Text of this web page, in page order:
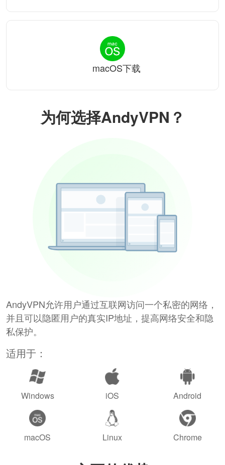
为何选择AndyVPN？
AndyVPN允许用户通过互联网访问一个私密的网络，
并且可以隐匿用户的真实IP地址，提高网络安全和隐
私保护。
适用于：
Windows iOS Android
macOS Linux Chrome
macOS下载